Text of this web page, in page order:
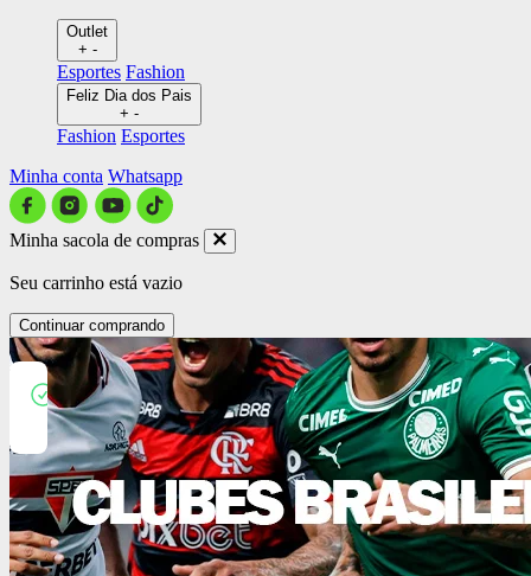
Outlet
+ -
Esportes Fashion
Feliz Dia dos Pais
+ -
Fashion Esportes
Minha conta Whatsapp
Minha sacola de compras
Seu carrinho está vazio
Continuar comprando
Close